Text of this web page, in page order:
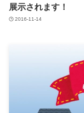
展示されます！
2016-11-14